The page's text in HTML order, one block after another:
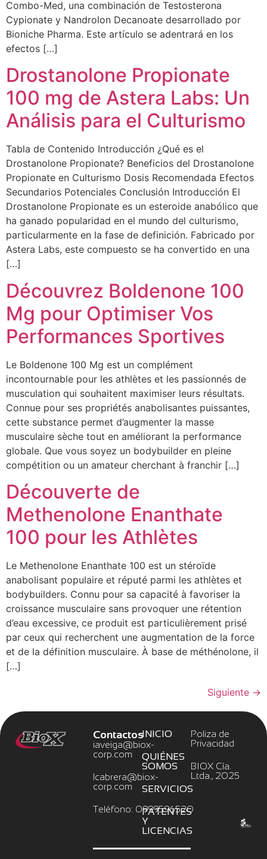
Combo-Med, una combinación de Testosterona
Cypionate y Nandrolon Decanoate desarrollado por
Bioniche Pharma. Este artículo se adentrará en los
efectos […]
Drostanolone Propionate
100 mg de Astera Labs: Un
Análisis para el Culturismo
Tabla de Contenido Introducción ¿Qué es el
Drostanolone Propionate? Beneficios del Drostanolone
Propionate en Culturismo Dosis Recomendada Efectos
Secundarios Potenciales Conclusión Introducción El
Drostanolone Propionate es un esteroide anabólico que
ha ganado popularidad en el mundo del culturismo,
particularmente en la fase de definición. Fabricado por
Astera Labs, este compuesto se ha convertido en una
[…]
Découvrez Boldenone 100
Mg pour Optimiser Vos
Performances Sportives
Le Boldenone 100 Mg est un complément
incontournable pour les athlètes et les passionnés de
musculation qui souhaitent maximiser leurs résultats.
Connue pour ses propriétés anabolisantes puissantes,
cette substance permet d’augmenter la masse
musculaire sèche tout en améliorant la performance
globale. Que vous soyez un bodybuilder en pleine
compétition ou un amateur cherchant à franchir […]
Découverte de
Methenolone Enanthate
100 pour les Athlètes
Le Methenolone Enanthate 100 est un stéroïde
anabolisant populaire et réputé parmi les athlètes et
bodybuilders. Connu pour sa capacité à favoriser la
croissance musculaire sans provoquer une rétention
d’eau excessive, ce produit est particulièrement prisé
par ceux qui recherchent une augmentation de la force
et de la définition musculaire. À base de méthénolone, il
[…]
Siguiente →
Contactos
iaveiga@biox-
corp.com
lcabrera@biox-
corp.com
Teléfono: 0999596520
INICIO
QUIÉNES
SOMOS
SERVICIOS
PATENTES
Y
LICENCIAS
Poliza de
Privacidad
BIOX Cía.
Ltda., 2025